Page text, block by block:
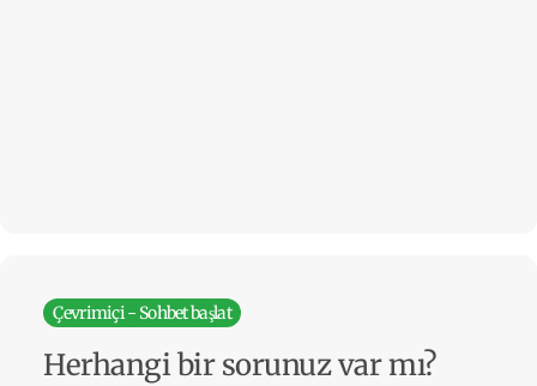
Çevrimiçi - Sohbet başlat
Herhangi bir sorunuz var mı?